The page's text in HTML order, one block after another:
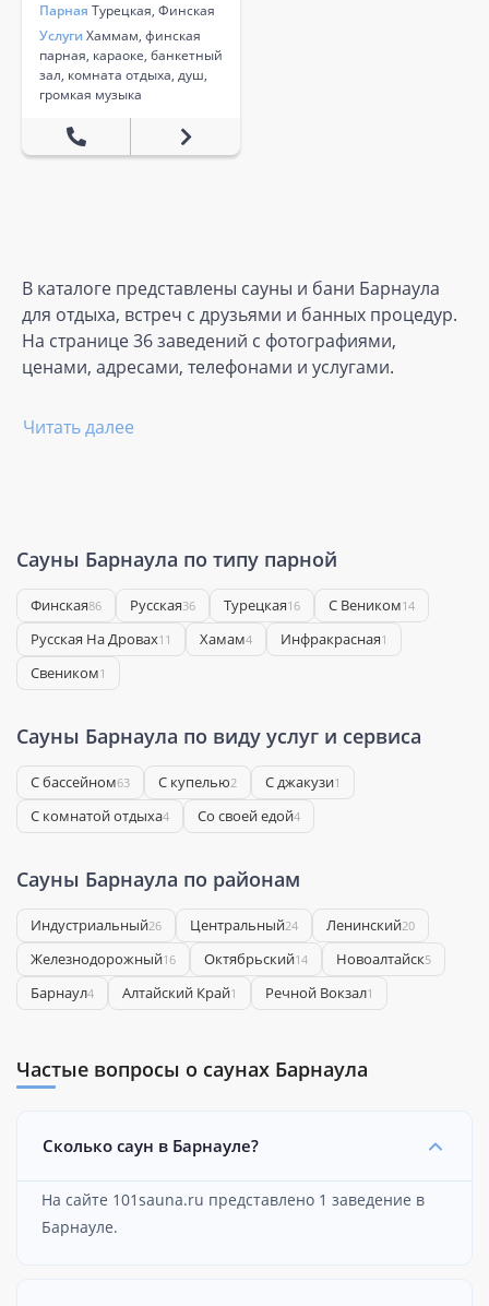
Парная Турецкая, Финская
Услуги Хаммам, финская
парная, караоке, банкетный
зал, комната отдыха, душ,
громкая музыка
В каталоге представлены сауны и бани Барнаула
для отдыха, встреч с друзьями и банных процедур.
На странице 36 заведений с фотографиями,
ценами, адресами, телефонами и услугами.
Читать далее
Сауны Барнаула по типу парной
Финская86 Русская36 Турецкая16 С Веником14
Русская На Дровах11 Хамам4 Инфракрасная1
Свеником1
Сауны Барнаула по виду услуг и сервиса
С бассейном63 С купелью2 С джакузи1
С комнатой отдыха4 Со своей едой4
Сауны Барнаула по районам
Индустриальный26 Центральный24 Ленинский20
Железнодорожный16 Октябрьский14 Новоалтайск5
Барнаул4 Алтайский Край1 Речной Вокзал1
Частые вопросы о саунах Барнаула
Сколько саун в Барнауле?
На сайте 101sauna.ru представлено 1 заведение в
Барнауле.